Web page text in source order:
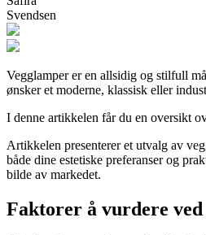
Svendsen
Vegglamper er en allsidig og stilfull
ønsker et moderne, klassisk eller
I denne artikkelen får du en oversikt
Artikkelen presenterer et utvalg av
både dine estetiske preferanser og
bilde av markedet.
Faktorer å vurdere